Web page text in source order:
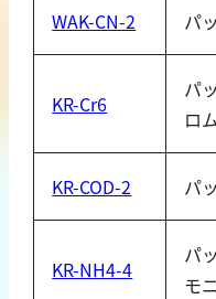
WAK-CN-2 パ
KR-Cr6
パ
ロ
KR-COD-2 パ
KR-NH4-4
パ
モ
銀
クロム
銅
鉛
ニッケル
マンガン
モリブデン